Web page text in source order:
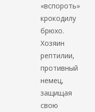
«вспороть»
крокодилу
брюхо.
Хозяин
рептилии,
противный
немец,
защищая
свою